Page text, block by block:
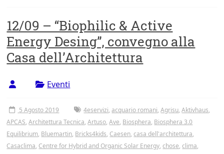
di
Roma
Tor
Vergata
12/09 – “Biophilic & Active
Energy Desing”, convegno alla
Casa dell’Architettura
Eventi
5 Agosto 2019 4eservizi,acquario romani,Agrisu,Aktivhaus,
APCAS,Architettura Tecnica,Artuso,Ave, Biosphera, Biosphera 3.0
Equilibrium, Bluemartin, Bricks4kids, Caesen,casa dell'architettura,
Casaclima, Centre for Hybrid and Organic Solar Energy,chose,clima,